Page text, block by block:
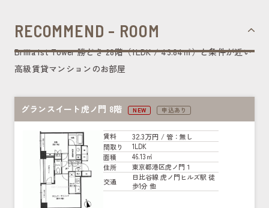
RECOMMEND - ROOM
Brillia ist Tower 勝どき 28階（1LDK / 43.84㎡）と条件が近い
高級賃貸マンションのお部屋
グランスイート虎ノ門 8階 NEW 申込あり
賃料 32.3万円 / 管：無し
間取り
1LDK
面積
46.13㎡
住所
東京都港区虎ノ門１
交通
日比谷線 虎ノ門ヒルズ駅 徒
歩1分 他